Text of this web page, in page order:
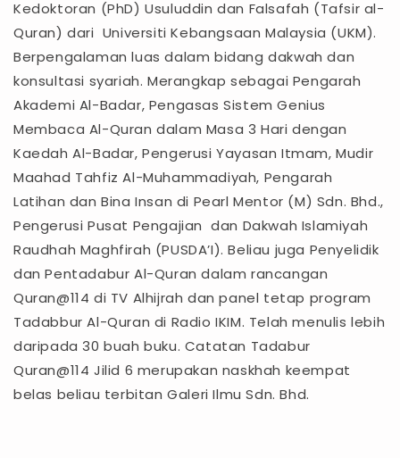
Kedoktoran (PhD) Usuluddin dan Falsafah (Tafsir al-
Quran) dari Universiti Kebangsaan Malaysia (UKM).
Berpengalaman luas dalam bidang dakwah dan
konsultasi syariah. Merangkap sebagai Pengarah
Akademi Al-Badar, Pengasas Sistem Genius
Membaca Al-Quran dalam Masa 3 Hari dengan
Kaedah Al-Badar, Pengerusi Yayasan Itmam, Mudir
Maahad Tahfiz Al-Muhammadiyah, Pengarah
Latihan dan Bina Insan di Pearl Mentor (M) Sdn. Bhd.,
Pengerusi Pusat Pengajian dan Dakwah Islamiyah
Raudhah Maghfirah (PUSDA’I). Beliau juga Penyelidik
dan Pentadabur Al-Quran dalam rancangan
Quran@114 di TV Alhijrah dan panel tetap program
Tadabbur Al-Quran di Radio IKIM. Telah menulis lebih
daripada 30 buah buku. Catatan Tadabur
Quran@114 Jilid 6 merupakan naskhah keempat
belas beliau terbitan Galeri Ilmu Sdn. Bhd.